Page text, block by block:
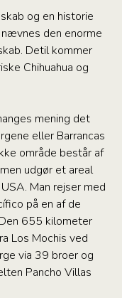
og en historie
den enorme
Detil kommer
Chihuahua og
mening det
eller Barrancas
område består af
udgør et areal
Man rejser med
på en af de
655 kilometer
Los Mochis ved
via 39 broer og
Pancho Villas